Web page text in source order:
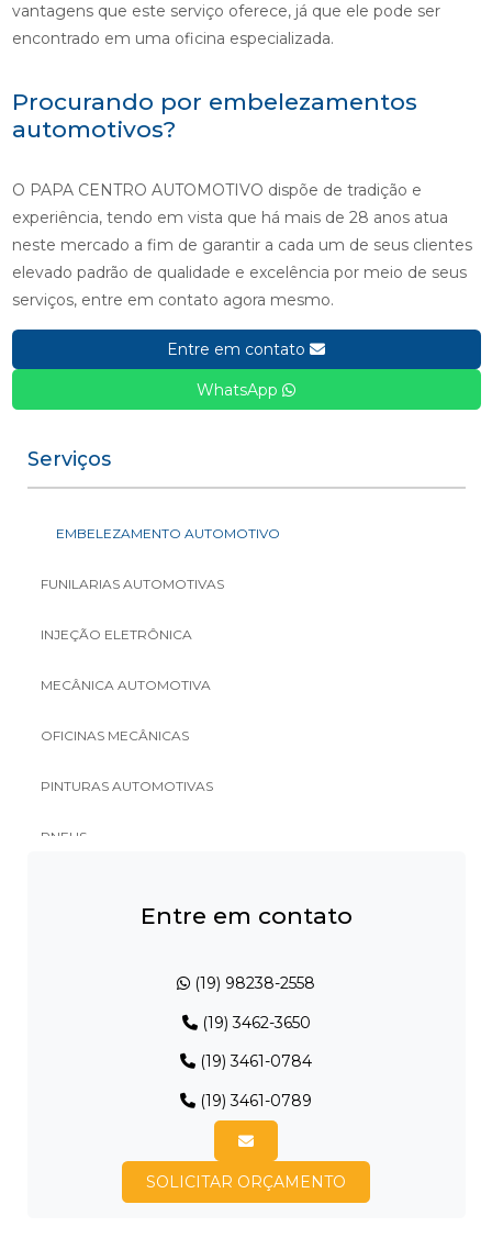
vantagens que este serviço oferece, já que ele pode ser
encontrado em uma oficina especializada.
Procurando por embelezamentos
automotivos?
O PAPA CENTRO AUTOMOTIVO dispõe de tradição e
experiência, tendo em vista que há mais de 28 anos atua
neste mercado a fim de garantir a cada um de seus clientes
elevado padrão de qualidade e excelência por meio de seus
serviços, entre em contato agora mesmo.
Entre em contato
WhatsApp
Serviços
EMBELEZAMENTO AUTOMOTIVO
FUNILARIAS AUTOMOTIVAS
INJEÇÃO ELETRÔNICA
MECÂNICA AUTOMOTIVA
OFICINAS MECÂNICAS
PINTURAS AUTOMOTIVAS
PNEUS
Entre em contato
(19) 98238-2558
(19) 3462-3650
(19) 3461-0784
(19) 3461-0789
SOLICITAR ORÇAMENTO